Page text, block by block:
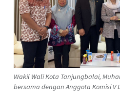
Wakil Wali Kota Tanjungbalai,
bersama dengan Anggota Komisi V